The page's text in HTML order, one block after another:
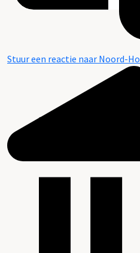
Stuur een reactie naar Noord-